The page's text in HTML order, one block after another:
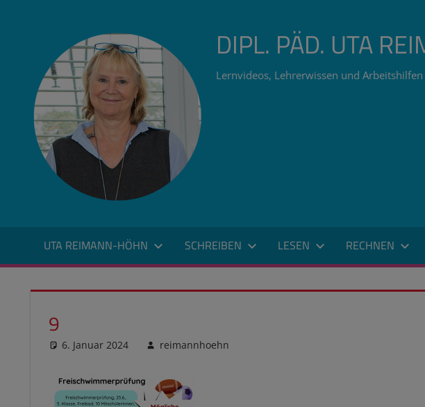
DIPL. PÄD. UTA
Lernvideos, Lehrerwissen und Arbeitshilfen
UTA REIMANN-HÖHN SCHREIBEN LESEN RECHNEN
9
6. Januar 2024 reimannhoehn